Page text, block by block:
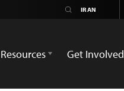
Get Involved